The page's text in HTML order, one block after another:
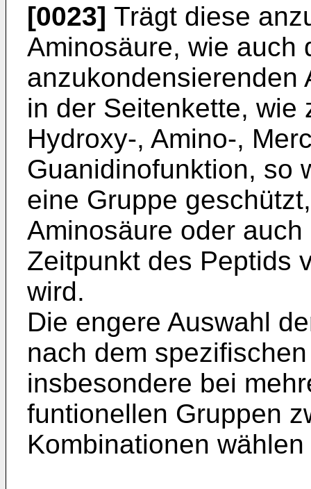
[0023] Trägt diese
Aminosäure, wie auch
anzukondensierenden
in der Seitenkette, wie
Hydroxy-, Amino-,
Guanidinofunktion, so
eine Gruppe
Aminosäure oder
Zeitpunkt des Peptids
wird.
Die engere Auswahl
nach dem
insbesondere bei
funtionellen Gruppen
Kombinationen